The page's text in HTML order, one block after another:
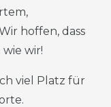
hoffen, dass
wir!
viel Platz für